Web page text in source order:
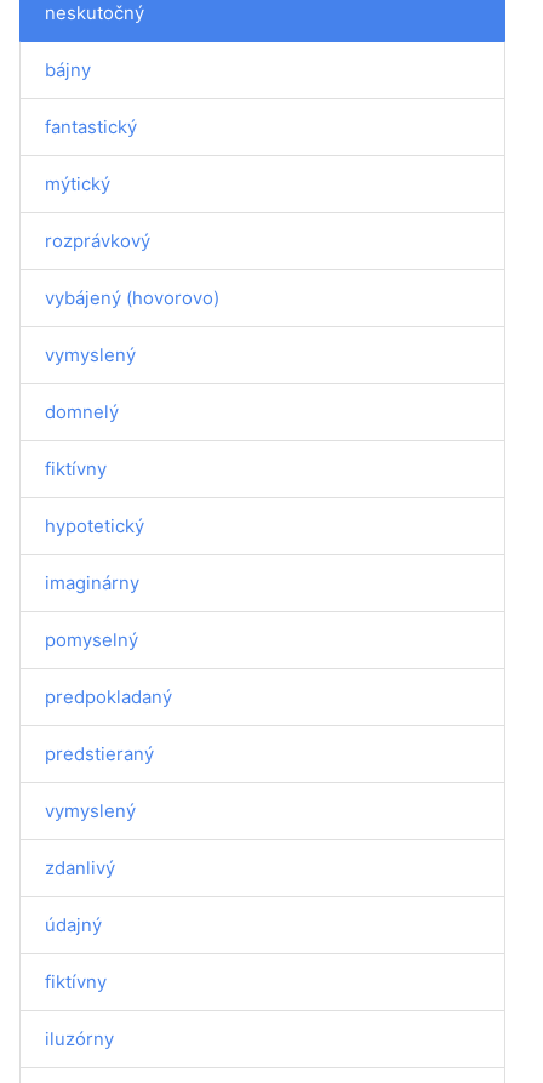
neskutočný
bájny
fantastický
mýtický
rozprávkový
vybájený (hovorovo)
vymyslený
domnelý
fiktívny
hypotetický
imaginárny
pomyselný
predpokladaný
predstieraný
vymyslený
zdanlivý
údajný
fiktívny
iluzórny